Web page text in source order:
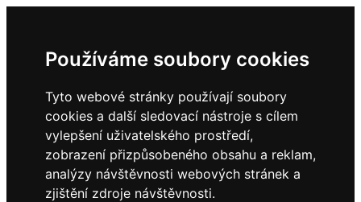
Používáme soubory cookies
Tyto webové stránky používají soubory
cookies a další sledovací nástroje s cílem
vylepšení uživatelského prostředí,
zobrazení přizpůsobeného obsahu a reklam,
analýzy návštěvnosti webových stránek a
zjištění zdroje návštěvnosti.